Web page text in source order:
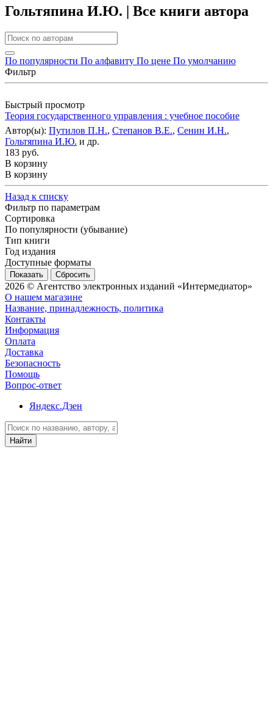
Гольтяпина И.Ю. | Все книги автора
По популярности По алфавиту По цене По умолчанию
Фильтр
Быстрый просмотр
Теория государственного управления : учебное пособие
Автор(ы): Путилов П.Н., Степанов В.Е., Сенин И.Н.,
Гольтяпина И.Ю. и др.
183 руб.
В корзину
В корзину
Назад к списку
Фильтр по параметрам
Сортировка
По популярности (убывание)
Тип книги
Год издания
Доступные форматы
Сбросить
2026 © Агентство электронных изданий «Интермедиатор»
О нашем магазине
Название, принадлежность, политика
Контакты
Информация
Оплата
Доставка
Безопасность
Помощь
Вопрос-ответ
Яндекс.Дзен
Найти